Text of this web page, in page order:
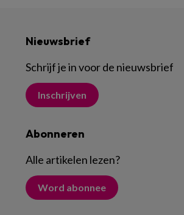
Nieuwsbrief
Schrijf je in voor de nieuwsbrief
Inschrijven
Abonneren
Alle artikelen lezen?
Word abonnee